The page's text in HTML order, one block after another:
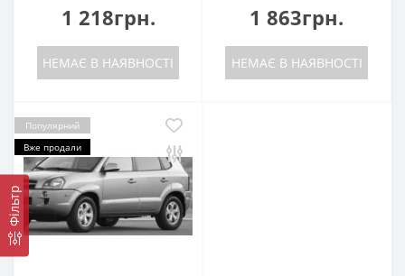
Фільтр
1 218грн.
НЕМАЄ В НАЯВНОСТІ
1 863грн.
НЕМАЄ В НАЯВНОСТІ
Популярний
Вже продали